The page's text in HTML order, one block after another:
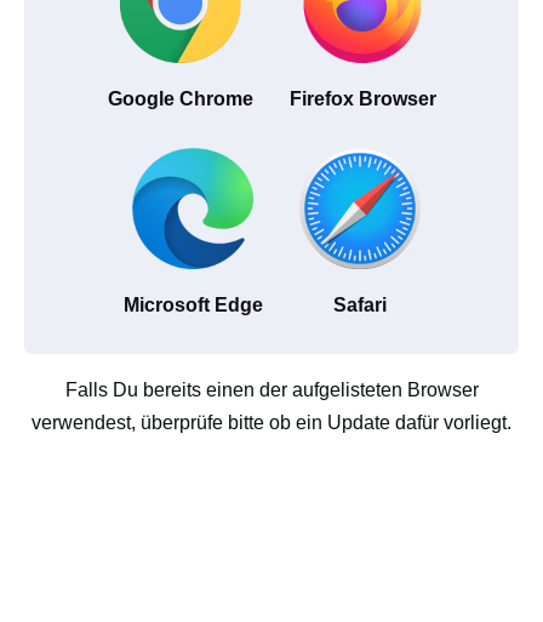
Google Chrome Firefox Browser
Microsoft Edge Safari
Falls Du bereits einen der aufgelisteten Browser
verwendest, überprüfe bitte ob ein Update dafür vorliegt.